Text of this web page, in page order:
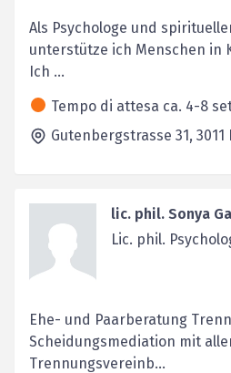
Als Psychologe und
unterstütze ich Menschen in
Ich ...
Tempo di attesa ca. 4-8
Gutenbergstrasse 31, 3011
lic. phil. Sonya
Lic. phil.
Ehe- und Paarberatung
Scheidungsmediation mit
Trennungsvereinb...